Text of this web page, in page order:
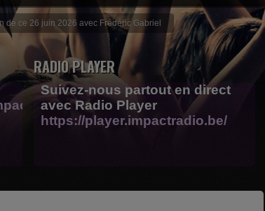
de ce 26 juin 2026 avec Frédéric Gabriel
RADIO PLAYER
Suivez-nous partout en direct
avec Radio Player
https://player.impactradio.be/